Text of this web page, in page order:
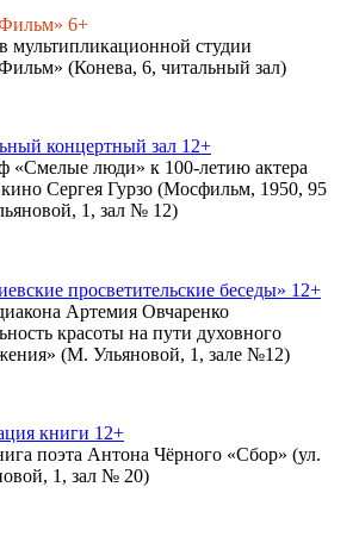
6+
мультипликационной студии
(Конева, 6, читальный зал)
концертный зал 12+
«Смелые люди» к 100-летию актера
кино Сергея Гурзо (Мосфильм, 1950, 95
1, зал № 12)
просветительские беседы» 12+
Артемия Овчаренко
красоты на пути духовного
(М. Ульяновой, 1, зале №12)
книги 12+
поэта Антона Чёрного «Сбор» (ул.
1, зал № 20)